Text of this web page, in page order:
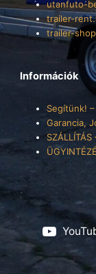
utanfuto-
trailer-
trailer-
Információk
Segítünk!
Garancia,